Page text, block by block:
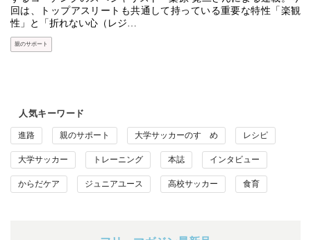
回は、トップアスリートも共通して持っている重要な特性「楽観
性」と「折れない心（レジ…
親のサポート
人気キーワード
進路 親のサポート 大学サッカーのすゝめ レシピ
大学サッカー トレーニング 本誌 インタビュー
からだケア ジュニアユース 高校サッカー 食育